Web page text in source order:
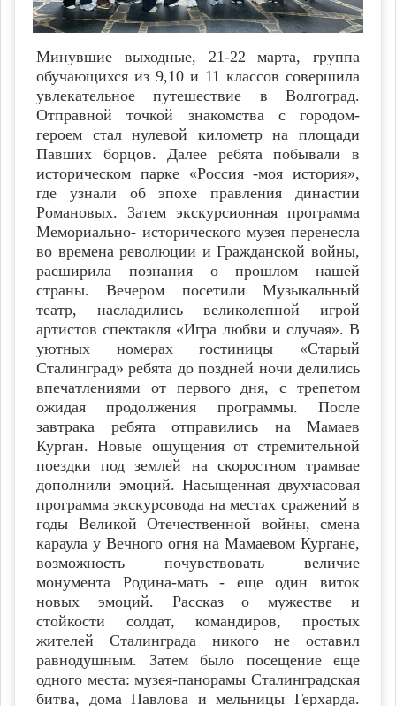
Минувшие выходные, 21-22 марта, группа
обучающихся из 9,10 и 11 классов совершила
увлекательное путешествие в Волгоград.
Отправной точкой знакомства с городом-
героем стал нулевой километр на площади
Павших борцов. Далее ребята побывали в
историческом парке «Россия -моя история»,
где узнали об эпохе правления династии
Романовых. Затем экскурсионная программа
Мемориально- исторического музея перенесла
во времена революции и Гражданской войны,
расширила познания о прошлом нашей
страны. Вечером посетили Музыкальный
театр, насладились великолепной игрой
артистов спектакля «Игра любви и случая». В
уютных номерах гостиницы «Старый
Сталинград» ребята до поздней ночи делились
впечатлениями от первого дня, с трепетом
ожидая продолжения программы. После
завтрака ребята отправились на Мамаев
Курган. Новые ощущения от стремительной
поездки под землей на скоростном трамвае
дополнили эмоций. Насыщенная двухчасовая
программа экскурсовода на местах сражений в
годы Великой Отечественной войны, смена
караула у Вечного огня на Мамаевом Кургане,
возможность почувствовать величие
монумента Родина-мать - еще один виток
новых эмоций. Рассказ о мужестве и
стойкости солдат, командиров, простых
жителей Сталинграда никого не оставил
равнодушным. Затем было посещение еще
одного места: музея-панорамы Сталинградская
битва, дома Павлова и мельницы Герхарда.